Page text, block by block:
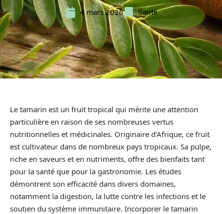
4 mars 2026 Santé
Le tamarin est un fruit tropical qui mérite une attention
particulière en raison de ses nombreuses vertus
nutritionnelles et médicinales. Originaire d’Afrique, ce fruit
est cultivateur dans de nombreux pays tropicaux. Sa pulpe,
riche en saveurs et en nutriments, offre des bienfaits tant
pour la santé que pour la gastronomie. Les études
démontrent son efficacité dans divers domaines,
notamment la digestion, la lutte contre les infections et le
soutien du système immunitaire. Incorporer le tamarin